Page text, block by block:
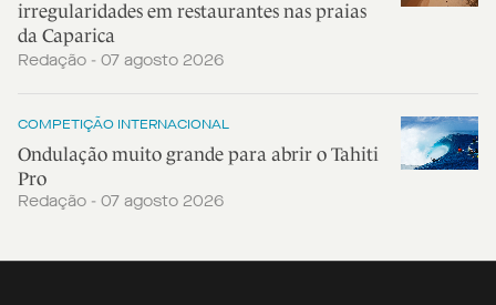
irregularidades em restaurantes nas praias
da Caparica
Redação - 07 agosto 2026
COMPETIÇÃO INTERNACIONAL
Ondulação muito grande para abrir o Tahiti
Pro
Redação - 07 agosto 2026